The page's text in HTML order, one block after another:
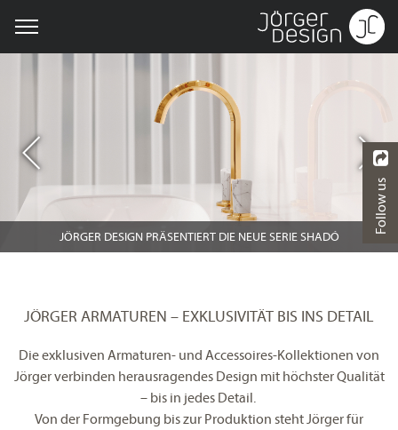
JÖRGER DESIGN PRÄSENTIERT DIE NEUE SERIE SHADÓ
JÖRGER ARMATUREN – EXKLUSIVITÄT BIS INS DETAIL
Die exklusiven Armaturen- und Accessoires-Kollektionen von
Jörger verbinden herausragendes Design mit höchster Qualität
– bis in jedes Detail.
Von der Formgebung bis zur Produktion steht Jörger für
Follow us